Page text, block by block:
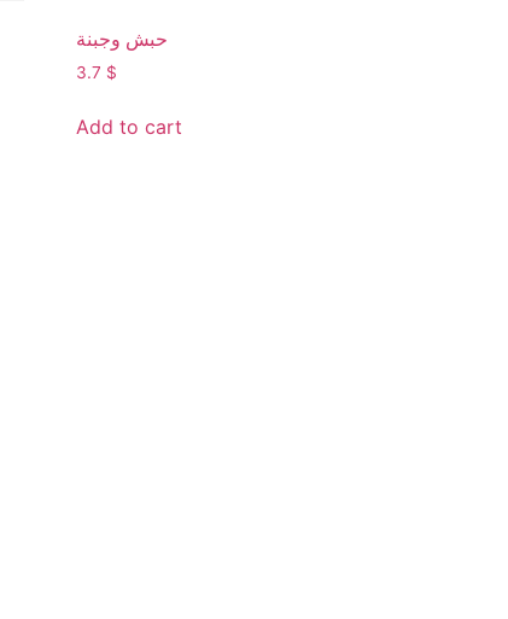
حبش وجبنة
3.7 $
Add to cart